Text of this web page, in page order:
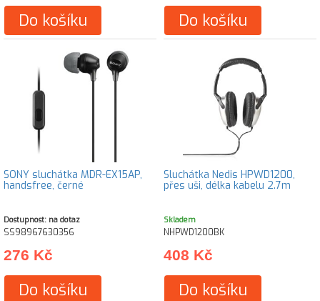
Do košíku Do košíku
SONY sluchátka MDR-EX15AP,
handsfree, černé
Dostupnost: na dotaz
SS98967630356
276 Kč
Do košíku
Sluchátka Nedis HPWD1200,
přes uši, délka kabelu 2.7m
Skladem
NHPWD1200BK
408 Kč
Do košíku